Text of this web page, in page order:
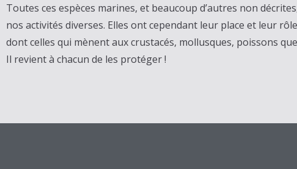
Toutes ces espèces marines, et beaucoup d’autres non
nos activités diverses. Elles ont cependant leur place et leur
dont celles qui mènent aux crustacés, mollusques, poissons
Il revient à chacun de les protéger !